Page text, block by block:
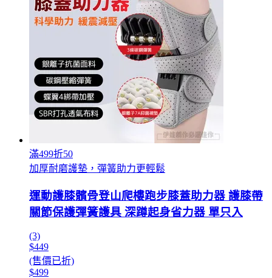
滿499折50
加厚耐磨護墊，彈簧助力更輕鬆
運動護膝髕骨登山爬樓跑步膝蓋助力器 護膝帶
關節保護彈簧護具 深蹲起身省力器 單只入
(3)
$449
(售價已折)
$499